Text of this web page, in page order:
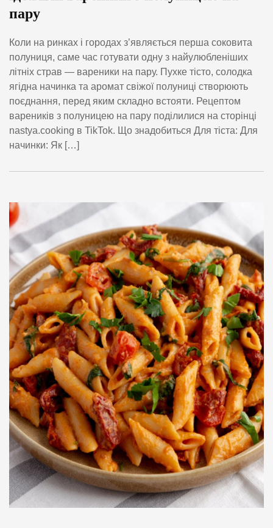
пару
Коли на ринках і городах з’являється перша соковита
полуниця, саме час готувати одну з найулюбленіших
літніх страв — вареники на пару. Пухке тісто, солодка
ягідна начинка та аромат свіжої полуниці створюють
поєднання, перед яким складно встояти. Рецептом
вареників з полуницею на пару поділилися на сторінці
nastya.cooking в TikTok. Що знадобиться Для тіста: Для
начинки: Як […]